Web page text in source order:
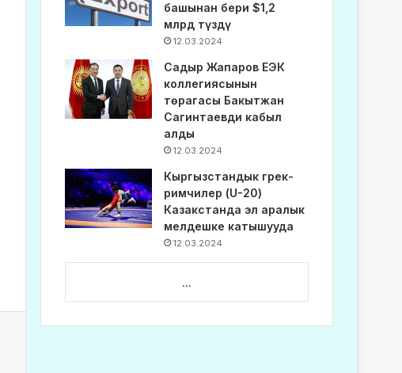
башынан бери $1,2
млрд түздү
12.03.2024
Садыр Жапаров ЕЭК
коллегиясынын
төрагасы Бакытжан
Сагинтаевди кабыл
алды
12.03.2024
Кыргызстандык грек-
римчилер (U-20)
Казакстанда эл аралык
мелдешке катышууда
12.03.2024
...